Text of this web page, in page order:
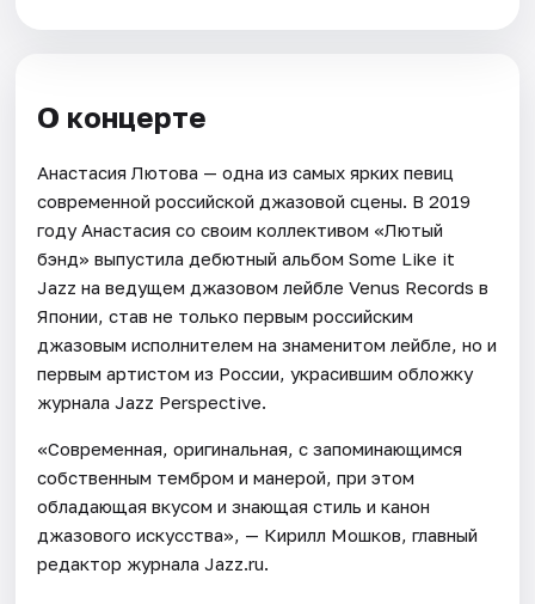
О концерте
Анастасия Лютова — одна из самых ярких певиц
современной российской джазовой сцены. В 2019
году Анастасия со своим коллективом «Лютый
бэнд» выпустила дебютный альбом Some Like it
Jazz на ведущем джазовом лейбле Venus Records в
Японии, став не только первым российским
джазовым исполнителем на знаменитом лейбле, но и
первым артистом из России, украсившим обложку
журнала Jazz Perspective.
«Современная, оригинальная, с запоминающимся
собственным тембром и манерой, при этом
обладающая вкусом и знающая стиль и канон
джазового искусства», — Кирилл Мошков, главный
редактор журнала Jazz.ru.